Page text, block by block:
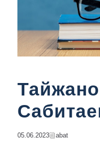
05.06.2023 Abat